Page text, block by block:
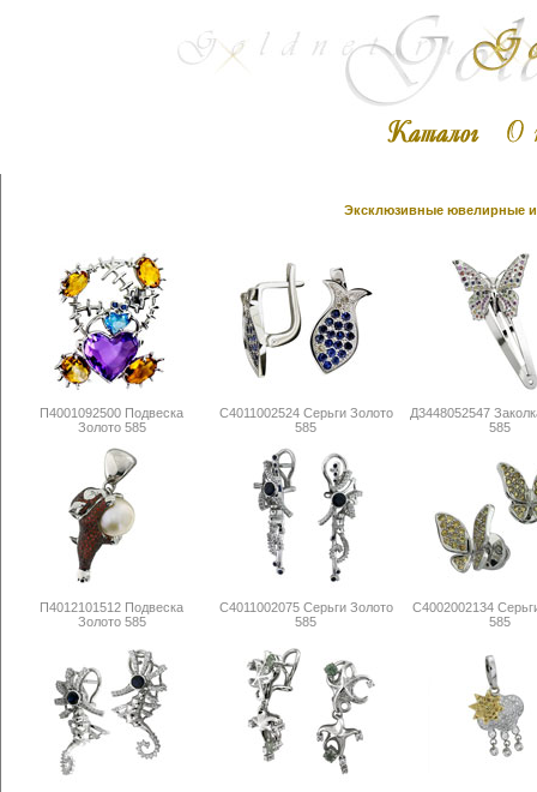
Эксклюзивные ювелирные
П4001092500 Подвеска
Золото 585
С4011002524 Серьги Золото
585
Д3448052547
585
П4012101512 Подвеска
Золото 585
С4011002075 Серьги Золото
585
С4002002134
585